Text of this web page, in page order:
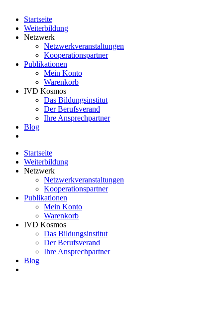
Startseite
Weiterbildung
Netzwerk
Netzwerkveranstaltungen
Kooperationspartner
Publikationen
Mein Konto
Warenkorb
IVD Kosmos
Das Bildungsinstitut
Der Berufsverand
Ihre Ansprechpartner
Blog
Startseite
Weiterbildung
Netzwerk
Netzwerkveranstaltungen
Kooperationspartner
Publikationen
Mein Konto
Warenkorb
IVD Kosmos
Das Bildungsinstitut
Der Berufsverand
Ihre Ansprechpartner
Blog